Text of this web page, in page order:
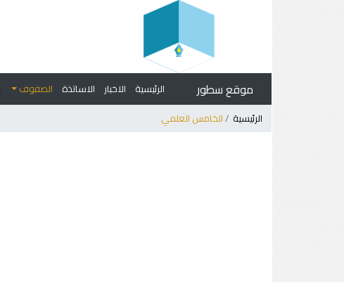
موقع سطور الرئيسية الاخبار الاساتذة الصفوف
الرئيسية
الخامس العلمي